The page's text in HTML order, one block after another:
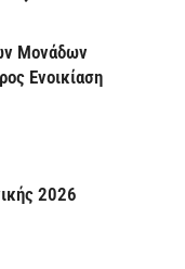
Μονάδων
Ενοικίαση
2026